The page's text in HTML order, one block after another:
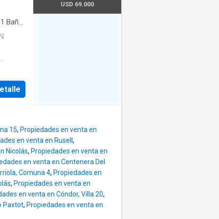
EN
1 Baño
USD 69.000
15, Propiedades en venta en
en venta en Rusell ,
Nicolás, Propiedades en venta en
en venta en Centenera Del
Comuna 4, Propiedades en
, Propiedades en venta en
en venta en Cóndor, Villa 20,
Paxtot, Propiedades en venta en